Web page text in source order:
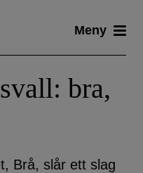
Meny
bra,
Brå, slår ett slag